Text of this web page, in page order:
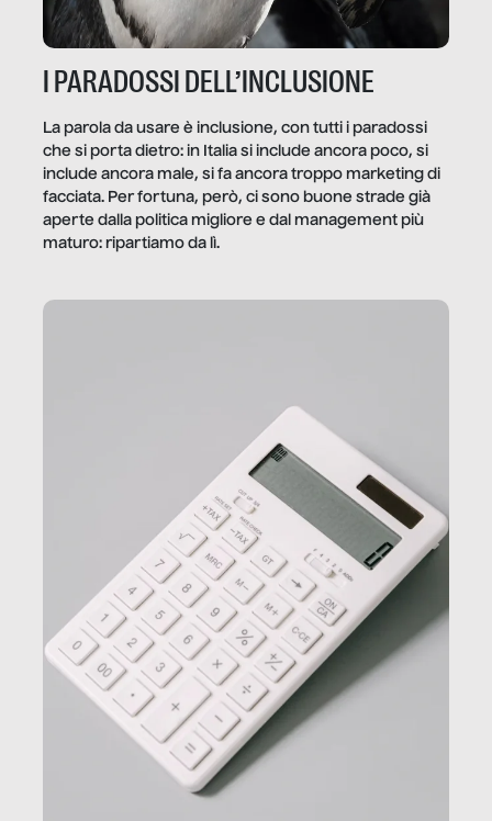
I PARADOSSI DELL’INCLUSIONE
La parola da usare è inclusione, con tutti i paradossi
che si porta dietro: in Italia si include ancora poco, si
include ancora male, si fa ancora troppo marketing di
facciata. Per fortuna, però, ci sono buone strade già
aperte dalla politica migliore e dal management più
maturo: ripartiamo da lì.